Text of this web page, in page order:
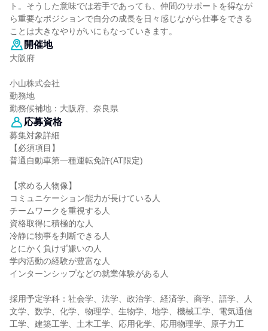
ト。そうした意味では若手であっても、仲間のサポートを得なが
ら重要なポジションで自分の成長を日々感じながら仕事をできる
ことは大きなやりがいにもなっていきます。
開催地
大阪府
小山株式会社
勤務地
勤務候補地：大阪府、奈良県
応募資格
募集対象詳細
【必須項目】
普通自動車第一種運転免許(AT限定)
【求める人物像】
コミュニケーション能力が長けている人
チームワークを重視する人
資格取得に積極的な人
冷静に物事を判断できる人
とにかく負けず嫌いの人
学内活動の経験が豊富な人
インターンシップなどの就業体験がある人
採用予定学科：社会学、法学、政治学、経済学、商学、語学、人
文学、数学、化学、物理学、生物学、地学、機械工学、電気通信
工学、建築工学、土木工学、応用化学、応用物理学、原子力工